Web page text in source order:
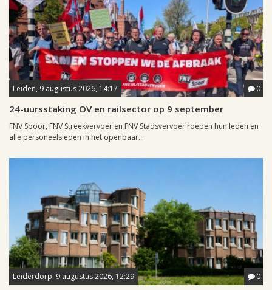
Leiden, 9 augustus 2026, 14:17 0
24-uursstaking OV en railsector op 9 september
FNV Spoor, FNV Streekvervoer en FNV Stadsvervoer roepen hun leden en
alle personeelsleden in het openbaar...
Leiderdorp, 9 augustus 2026, 12:29 0